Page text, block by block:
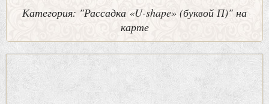
Категория: "Рассадка «U-shape» (буквой П)" на
карте